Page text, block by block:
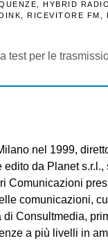
HYBRID RADIO
RICEVITORE FM
nel 1999,
edito da Planet s.r.l.,
Comunicazioni
comunicazioni,
di Consultmedia,
a più livelli in